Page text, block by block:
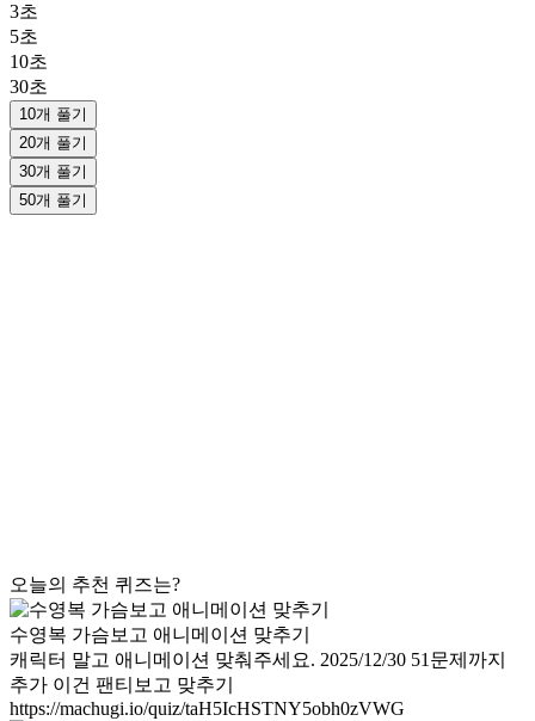
3초
5초
10초
30초
10개 풀기
20개 풀기
30개 풀기
50개 풀기
오늘의 추천 퀴즈는?
수영복 가슴보고 애니메이션 맞추기
캐릭터 말고 애니메이션 맞춰주세요. 2025/12/30 51문제까지
추가 이건 팬티보고 맞추기
https://machugi.io/quiz/taH5IcHSTNY5obh0zVWG